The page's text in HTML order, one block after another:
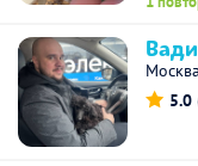
5.0